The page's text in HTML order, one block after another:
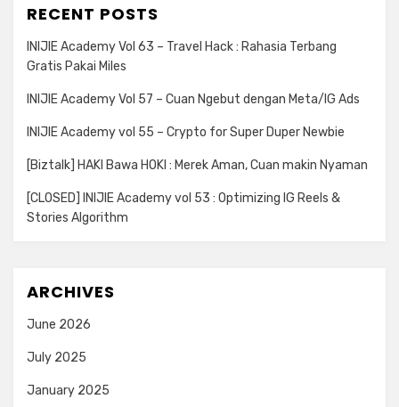
RECENT POSTS
INIJIE Academy Vol 63 – Travel Hack : Rahasia Terbang
Gratis Pakai Miles
INIJIE Academy Vol 57 – Cuan Ngebut dengan Meta/IG Ads
INIJIE Academy vol 55 – Crypto for Super Duper Newbie
[Biztalk] HAKI Bawa HOKI : Merek Aman, Cuan makin Nyaman
[CLOSED] INIJIE Academy vol 53 : Optimizing IG Reels &
Stories Algorithm
ARCHIVES
June 2026
July 2025
January 2025